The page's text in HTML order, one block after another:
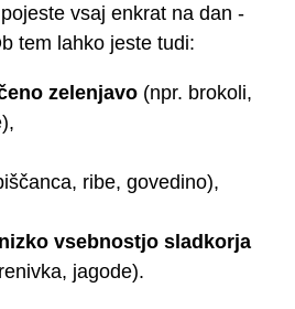
vsaj enkrat na dan -
tem lahko jeste tudi:
zelenjavo (npr. brokoli,
ribe, govedino),
vsebnostjo sladkorja
jagode).